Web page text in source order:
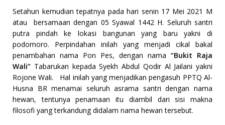
Setahun kemudian tepatnya pada hari senin 17 Mei 2021 M
atau bersamaan dengan 05 Syawal 1442 H. Seluruh santri
putra pindah ke lokasi bangunan yang baru yakni di
podomoro. Perpindahan inilah yang menjadi cikal bakal
penambahan nama Pon Pes, dengan nama “Bukit Raja
Wali” Tabarukan kepada Syekh Abdul Qodir Al Jailani yakni
Rojone Wali. Hal inilah yang menjadikan pengasuh PPTQ Al-
Husna BR menamai seluruh asrama santri dengan nama
hewan, tentunya penamaan itu diambil dari sisi makna
filosofi yang terkandung didalam nama hewan tersebut.